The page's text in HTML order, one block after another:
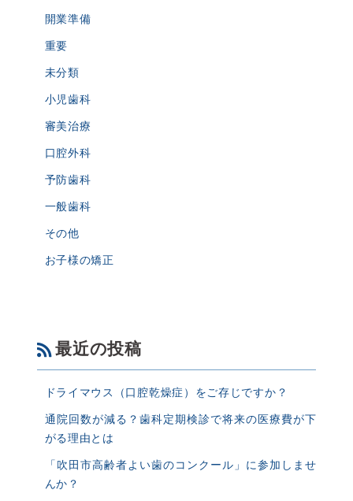
開業準備
重要
未分類
小児歯科
審美治療
口腔外科
予防歯科
一般歯科
その他
お子様の矯正
最近の投稿
ドライマウス（口腔乾燥症）をご存じですか？
通院回数が減る？歯科定期検診で将来の医療費が下
がる理由とは
「吹田市高齢者よい歯のコンクール」に参加しませ
んか？